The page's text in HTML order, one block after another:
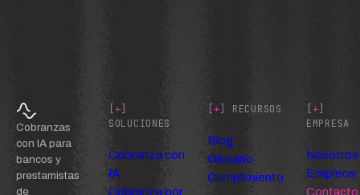
Cobranzas
con IA para
bancos y
prestamistas
de
[+]
SOLUCIONES
Cobranza con
IA
Cobranza por
[+] RECURSOS
Blog
Glosario
Cumplimiento
[+]
EMPRESA
Nosotros
Empleos
Contacto